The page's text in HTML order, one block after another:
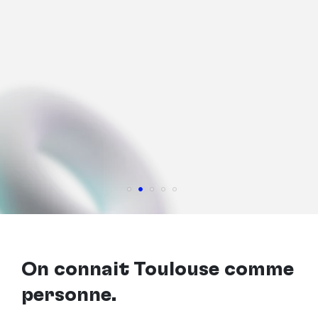
On connaît Toulouse comme
personne.